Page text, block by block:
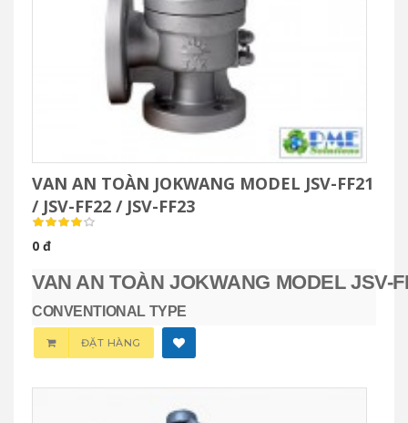
VAN AN TOÀN JOKWANG MODEL JSV-FF21
/ JSV-FF22 / JSV-FF23
0 đ
VAN AN TOÀN JOKWANG MODEL JSV-
CONVENTIONAL TYPE
ĐẶT HÀNG